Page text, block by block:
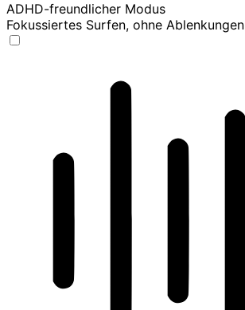
ADHD-freundlicher Modus
Fokussiertes Surfen, ohne Ablenkungen